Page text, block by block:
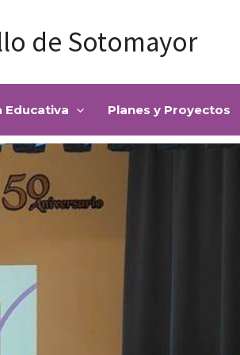
de Sotomayor
Educativa Planes y Proyectos